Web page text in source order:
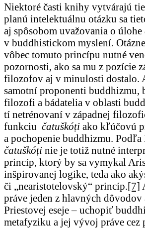
Niektoré časti knihy vytvárajú
planú intelektuálnu otázku sa
aj spôsobom uvažovania o úlohe
v buddhistickom myslení.
vôbec tomuto princípu nutné
pozornosti, ako sa mu z pozície
filozofov aj v minulosti dostalo.
samotní proponenti buddhizmu,
filozofi a bádatelia v oblasti
tí netrénovaní v západnej
funkciu čatuškóṭi ako kľúčovú
a pochopenie buddhizmu.
čatuškóṭi nie je totiž nutné
princíp, ktorý by sa vymykal
inšpirovanej logike, teda ako
či „nearistotelovský“ princíp.[7]
práve jeden z hlavných
Priestovej eseje – uchopiť
metafyziku a jej vývoj práve cez